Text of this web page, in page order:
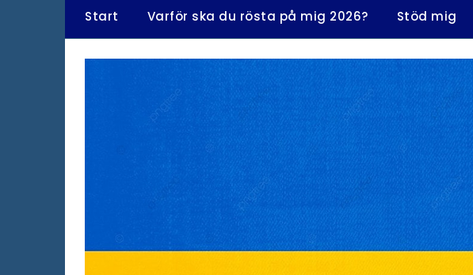
Start Varför ska du rösta på mig 2026? Stöd mig